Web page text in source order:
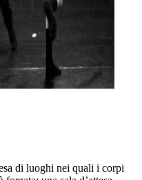
di luoghi nei quali i corpi